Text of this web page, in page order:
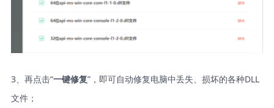
3、再点击“一键修复”，即可自动修复电脑中丢失、损坏的各种DLL
文件；